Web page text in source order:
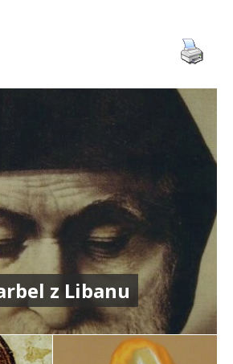
z Libanu